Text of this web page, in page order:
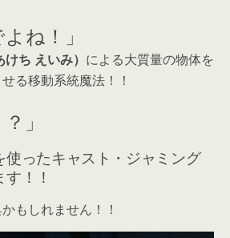
ね！」
ち えいみ） による大質量の物体を
る移動系統魔法！！
」
使ったキャスト・ジャミング
！！
もしれません！！